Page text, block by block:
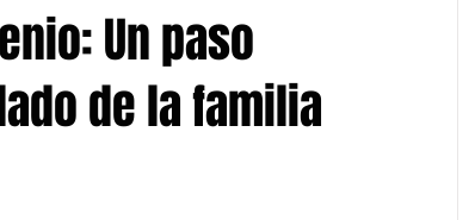
Un paso
de la familia